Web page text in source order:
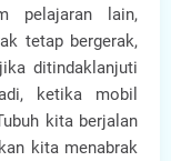
pelajaran lain,
tetap bergerak,
ditindaklanjuti
ketika mobil
kita berjalan
kita menabrak